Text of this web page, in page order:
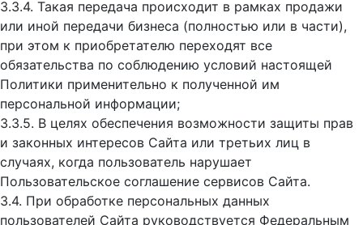
3.3.4. Такая передача происходит в рамках продажи
или иной передачи бизнеса (полностью или в части),
при этом к приобретателю переходят все
обязательства по соблюдению условий настоящей
Политики применительно к полученной им
персональной информации;
3.3.5. В целях обеспечения возможности защиты прав
и законных интересов Сайта или третьих лиц в
случаях, когда пользователь нарушает
Пользовательское соглашение сервисов Сайта.
3.4. При обработке персональных данных
пользователей Сайта руководствуется Федеральным